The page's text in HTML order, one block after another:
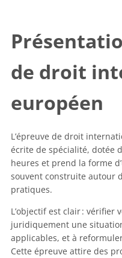
de droit
européen
L’épreuve de droit
écrite de spécialité, dotée
heures et prend la forme
souvent construite autour
pratiques.
L’objectif est clair : vérifier
juridiquement une
applicables, et à
Cette épreuve attire des